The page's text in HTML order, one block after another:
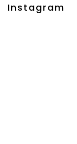
Instagram